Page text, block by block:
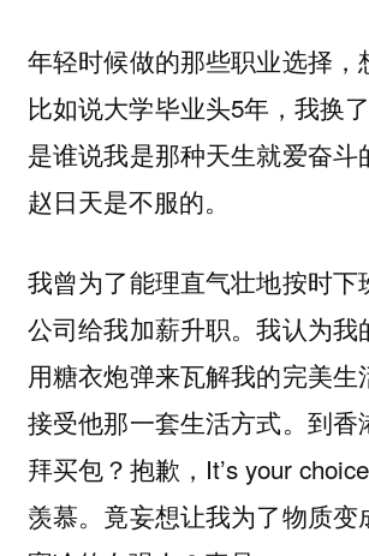
年轻时候做的那些职业选择，
比如说大学毕业头5年，我换
是谁说我是那种天生就爱奋斗
赵日天是不服的。
我曾为了能理直气壮地按时下
公司给我加薪升职。我认为我
用糖衣炮弹来瓦解我的完美生
接受他那一套生活方式。到香
拜买包？抱歉，It’s your
羡慕。竟妄想让我为了物质变